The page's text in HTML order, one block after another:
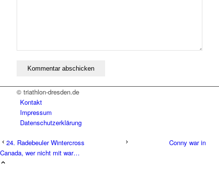
© triathlon-dresden.de
Kontakt
Impressum
Datenschutzerklärung
24. Radebeuler Wintercross
Conny war in
Canada, wer nicht mit war…